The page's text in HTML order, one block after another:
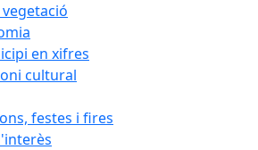
en xifres
cultural
festes i fires